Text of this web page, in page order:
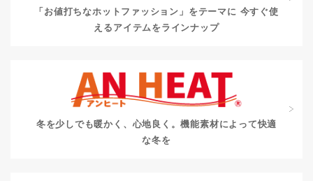
「お値打ちなホットファッション」をテーマに 今すぐ使
えるアイテムをラインナップ
冬を少しでも暖かく、心地良く。機能素材によって快適
な冬を